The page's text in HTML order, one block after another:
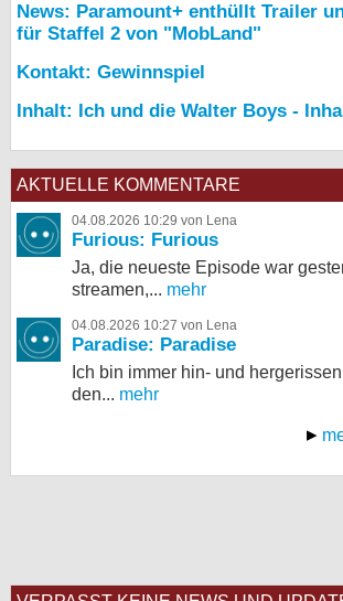
News: Paramount+ enthüllt Trailer
für Staffel 2 von "MobLand"
Kontakt: Gewinnspiel
Inhalt: Ich und die Walter Boys -
AKTUELLE KOMMENTARE
04.08.2026 10:29 von Lena
Furious: Furious
Ja, die neueste Episode war
streamen,... mehr
04.08.2026 10:27 von Lena
Paradise: Paradise
Ich bin immer hin- und
den... mehr